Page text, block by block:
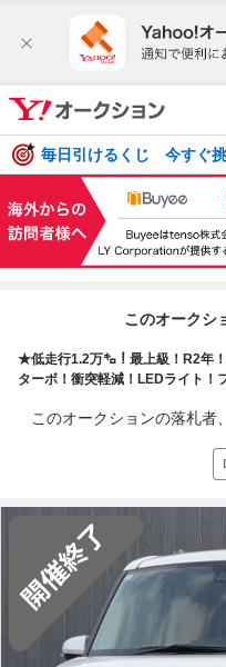
毎日引けるくじ 今すぐ
このオークシ
★低走行1.2万㌔！最上級！R2年
ターボ！衝突軽減！LEDライト
このオークションの落札者